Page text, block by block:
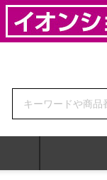
ショップ